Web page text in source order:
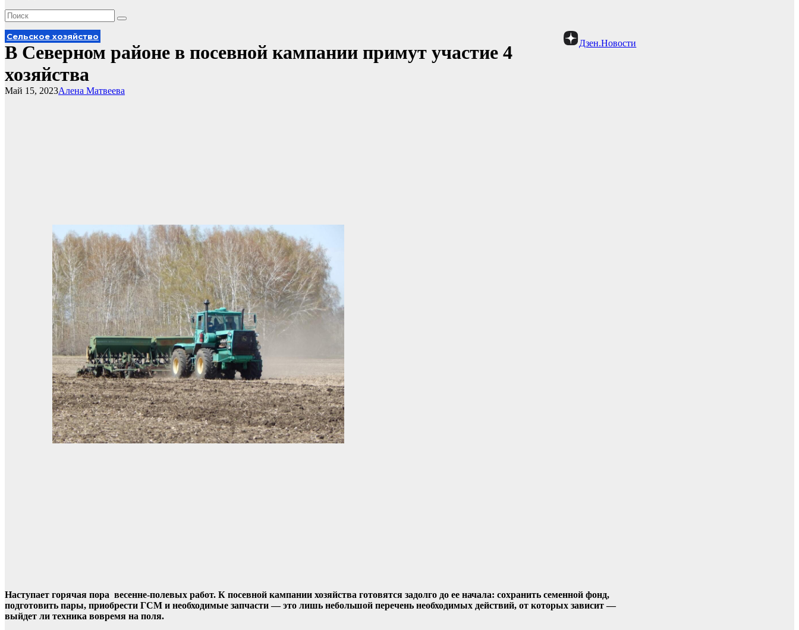
Дзен.Новости
Сельское хозяйство
В Северном районе в посевной кампании примут участие 4
хозяйства
Алена Матвеева
Май 15, 2023
Наступает горячая пора весенне-полевых работ. К посевной кампании хозяйства готовятся задолго до ее начала: сохранить семенной фонд,
подготовить пары, приобрести ГСМ и необходимые запчасти — это лишь небольшой перечень необходимых действий, от которых зависит —
выйдет ли техника вовремя на поля.